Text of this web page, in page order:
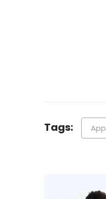
Tags: